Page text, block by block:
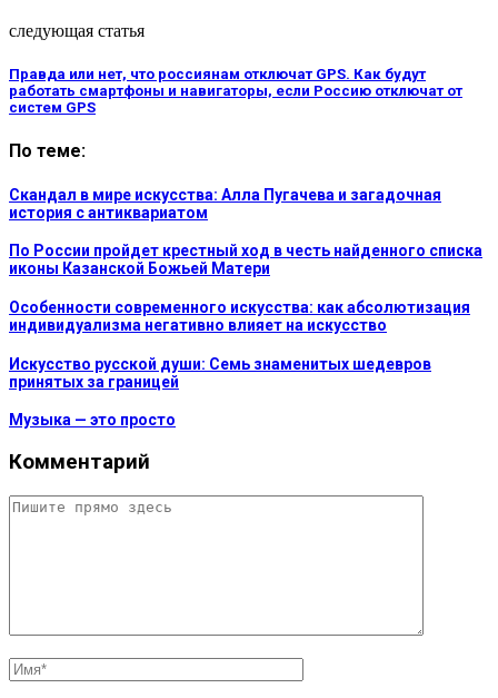
следующая статья
Правда или нет, что россиянам отключат GPS. Как будут
работать смартфоны и навигаторы, если Россию отключат от
систем GPS
По теме:
Скандал в мире искусства: Алла Пугачева и загадочная
история с антиквариатом
По России пройдет крестный ход в честь найденного списка
иконы Казанской Божьей Матери
Особенности современного искусства: как абсолютизация
индивидуализма негативно влияет на искусство
Искусство русской души: Семь знаменитых шедевров
принятых за границей
Музыка — это просто
Комментарий